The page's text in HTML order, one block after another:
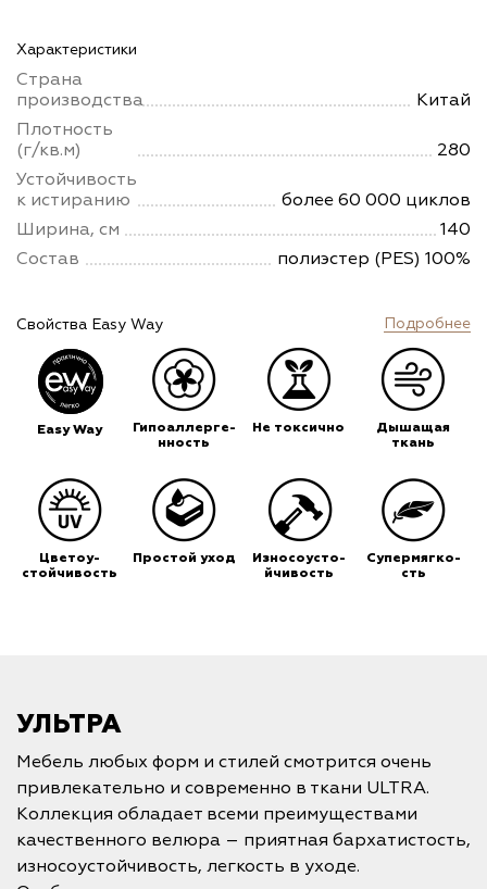
Характеристики
Страна
производства
Китай
Плотность
(г/кв.м)
280
Устойчивость
к истиранию
более 60 000 циклов
Ширина, см
140
Состав
полиэстер (PES) 100%
Свойства Easy Way Подробнее
Easy Way
Гипоаллерге-
нность
Не токсично
Дышащая
ткань
Цветоу-
стойчивость
Простой уход
Износоусто-
йчивость
Супермягко-
сть
УЛЬТРА
Мебель любых форм и стилей смотрится очень
привлекательно и современно в ткани ULTRA.
Коллекция обладает всеми преимуществами
качественного велюра – приятная бархатистость,
износоустойчивость, легкость в уходе.